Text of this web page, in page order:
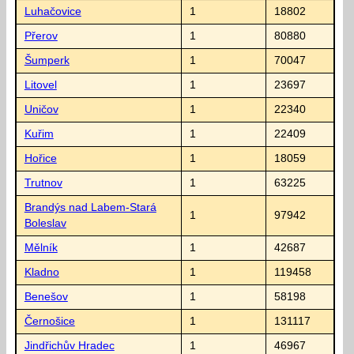
Luhačovice 1 18802
Přerov 1 80880
Šumperk 1 70047
Litovel 1 23697
Uničov 1 22340
Kuřim 1 22409
Hořice 1 18059
Trutnov 1 63225
Brandýs nad Labem-Stará
Boleslav
1 97942
Mělník 1 42687
Kladno 1 119458
Benešov 1 58198
Černošice 1 131117
Jindřichův Hradec 1 46967